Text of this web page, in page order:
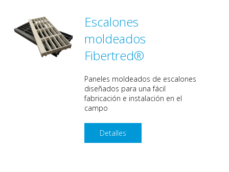
Escalones
moldeados
Fibertred®
Paneles moldeados de escalones
diseñados para una fácil
fabricación e instalación en el
campo
Detalles